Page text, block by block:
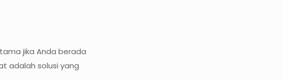
jika Anda berada
adalah solusi yang